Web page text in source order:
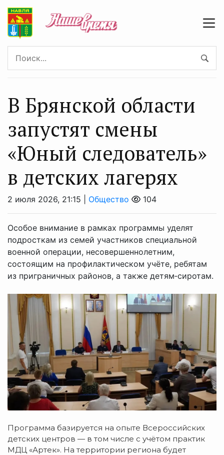
В Брянской области
запустят смены
«Юный следователь»
в детских лагерях
2 июля 2026, 21:15 | Общество 104
Особое внимание в рамках программы уделят
подросткам из семей участников специальной
военной операции, несовершеннолетним,
состоящим на профилактическом учёте, ребятам
из приграничных районов, а также детям‑сиротам.
Программа базируется на опыте Всероссийских
детских центров — в том числе с учётом практик
МДЦ «Артек». На территории региона будет